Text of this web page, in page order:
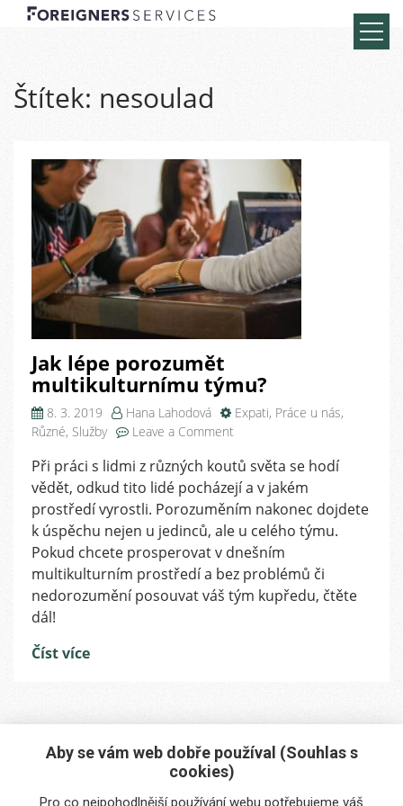
Štítek: nesoulad
Jak lépe porozumět
multikulturnímu týmu?
8. 3. 2019 Hana Lahodová Expati, Práce u nás,
Různé, Služby Leave a Comment
lépe
porozumět
multikulturnímu
týmu?
Při práci s lidmi z různých koutů světa se hodí
vědět, odkud tito lidé pocházejí a v jakém
prostředí vyrostli. Porozuměním nakonec dojdete
k úspěchu nejen u jedinců, ale u celého týmu.
Pokud chcete prosperovat v dnešním
multikulturním prostředí a bez problémů či
nedorozumění posouvat váš tým kupředu, čtěte
dál!
Číst více
Máte zájem o naše služby?
Aby se vám web dobře používal (Souhlas s
cookies)
Pro co nejpohodlnější používání webu potřebujeme váš